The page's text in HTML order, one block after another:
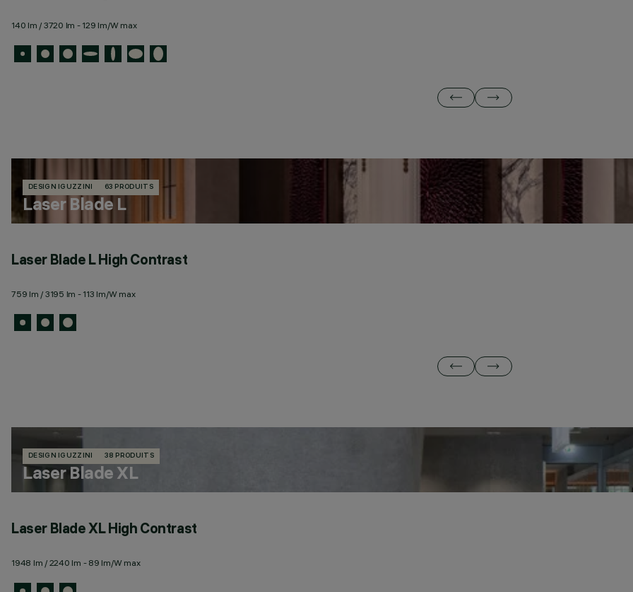
140 lm / 3720 lm - 129 lm/W max
DESIGN IGUZZINI 63 PRODUITS
Laser Blade L
Laser Blade L High Contrast
759 lm / 3195 lm - 113 lm/W max
DESIGN IGUZZINI 38 PRODUITS
Laser Blade XL
Laser Blade XL High Contrast
1948 lm / 2240 lm - 89 lm/W max